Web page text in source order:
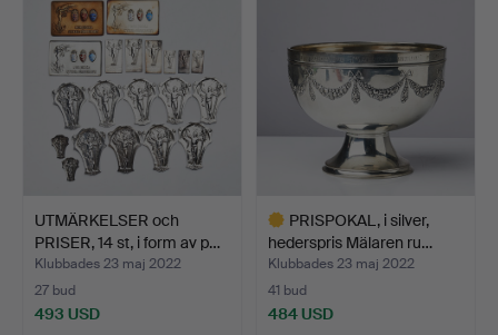
UTMÄRKELSER och
PRISER, 14 st, i form av p…
Klubbades 23 maj 2022
27 bud
493 USD
PRISPOKAL, i silver,
hederspris Mälaren ru…
Klubbades 23 maj 2022
41 bud
484 USD